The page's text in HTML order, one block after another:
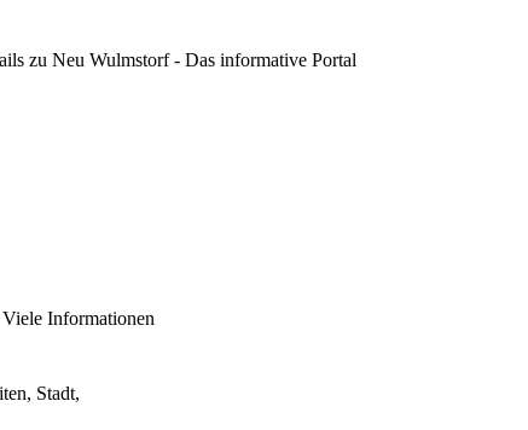
zu Neu Wulmstorf - Das informative Portal
Informationen
Stadt,